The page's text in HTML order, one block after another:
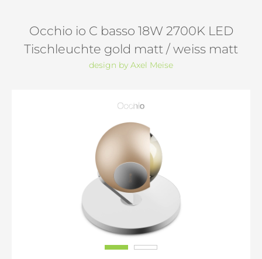
Occhio io C basso 18W 2700K LED
Tischleuchte gold matt / weiss matt
design by Axel Meise